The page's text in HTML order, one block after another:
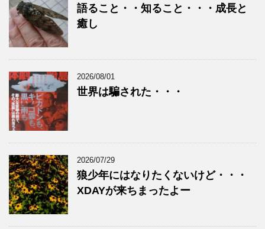
語ること・・知ること・・・成長と
癒し
2026/08/01
世界は騙された・・・
2026/07/29
狼少年にはなりたくないけど・・・
XDAYが来ちまったよー